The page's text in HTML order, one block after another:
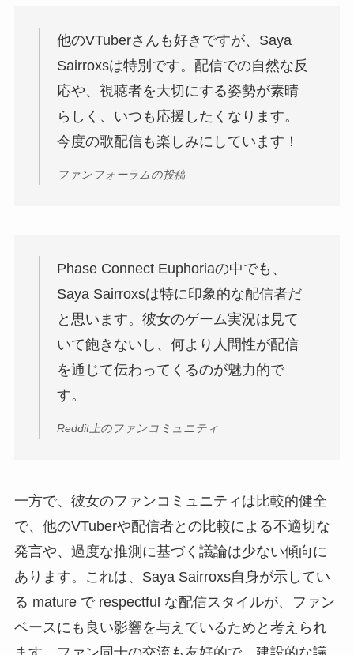
他のVTuberさんも好きですが、Saya
Sairroxsは特別です。配信での自然な反
応や、視聴者を大切にする姿勢が素晴
らしく、いつも応援したくなります。
今度の歌配信も楽しみにしています！
ファンフォーラムの投稿
Phase Connect Euphoriaの中でも、
Saya Sairroxsは特に印象的な配信者だ
と思います。彼女のゲーム実況は見て
いて飽きないし、何より人間性が配信
を通じて伝わってくるのが魅力的で
す。
Reddit上のファンコミュニティ
一方で、彼女のファンコミュニティは比較的健全
で、他のVTuberや配信者との比較による不適切な
発言や、過度な推測に基づく議論は少ない傾向に
あります。これは、Saya Sairroxs自身が示してい
る mature で respectful な配信スタイルが、ファン
ベースにも良い影響を与えているためと考えられ